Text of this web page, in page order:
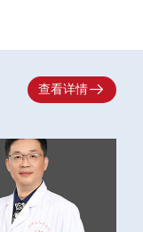
查看详情